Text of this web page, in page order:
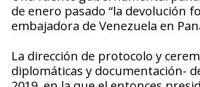
de enero pasado “la devolución
embajadora de Venezuela en
La dirección de protocolo y
diplomáticas y documentación-